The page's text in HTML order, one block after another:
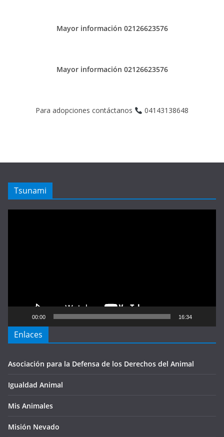
Mayor información 02126623576
Mayor información 02126623576
Para adopciones contáctanos 04143138648
Tsunami
00:00 16:34
Enlaces
Asociación para la Defensa de los Derechos del Animal
Igualdad Animal
Mis Animales
Misión Nevado